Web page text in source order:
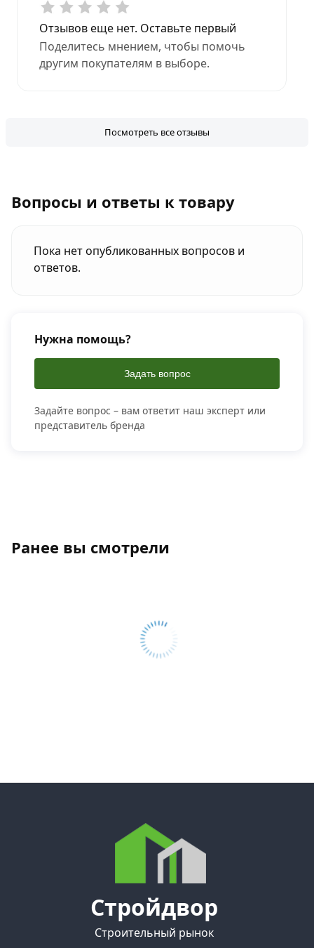
Отзывов еще нет. Оставьте первый
Поделитесь мнением, чтобы помочь
другим покупателям в выборе.
Посмотреть все отзывы
Вопросы и ответы к товару
Пока нет опубликованных вопросов и
ответов.
Нужна помощь?
Задать вопрос
Задайте вопрос – вам ответит наш эксперт или
представитель бренда
Ранее вы смотрели
Стройдвор
Строительный рынок